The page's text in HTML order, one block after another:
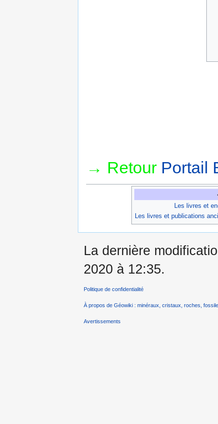
→ Retour Portail
Les livres et
Les livres et publications
La dernière
2020 à 12:35.
Politique de confidentialité
À propos de Géowiki : minéraux, cristaux, roches,
Avertissements